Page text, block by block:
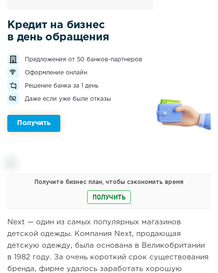
Кредит на бизнес
в день обращения
Предложения от 50 банков-партнеров
Оформление онлайн
Решение банка за 1 день
Даже если уже были отказы
Получить
Получите бизнес план, чтобы сэкономить время
ПОЛУЧИТЬ
Next — один из самых популярных магазинов
детской одежды. Компания Next, продающая
детскую одежду, была основана в Великобритании
в 1982 году. За очень короткий срок существования
бренда, фирме удалось заработать хорошую